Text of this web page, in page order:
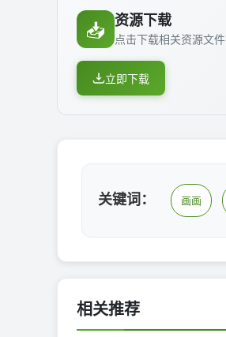
📥 资源下载
点击下载相关资源文件
立即下载
关键词： 画画
相关推荐